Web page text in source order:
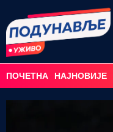
ПОЧЕТНА НАЈНОВИЈЕ